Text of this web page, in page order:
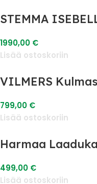
STEMMA
1990,00 €
Lisää ostoskoriin
VILMERS
799,00 €
Lisää ostoskoriin
Harmaa
499,00 €
Lisää ostoskoriin